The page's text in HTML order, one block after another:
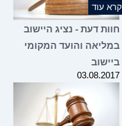
קרא עוד
חוות דעת - נציג היישוב
במליאה והועד המקומי
ביישוב
03.08.2017